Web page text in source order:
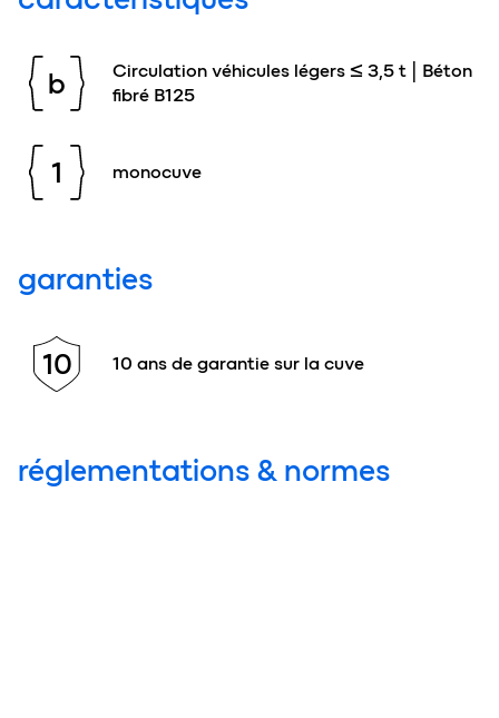
b
Circulation véhicules légers ≤ 3,5 t | Béton
fibré B125
1 monocuve
garanties
10 10 ans de garantie sur la cuve
réglementations & normes